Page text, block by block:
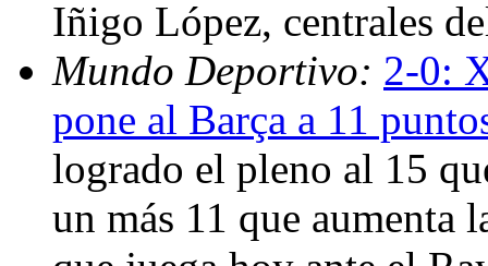
Iñigo López, centrales
Mundo Deportivo: 2-0:
pone al Barça a 11
logrado el pleno al 15
un más 11 que aumenta